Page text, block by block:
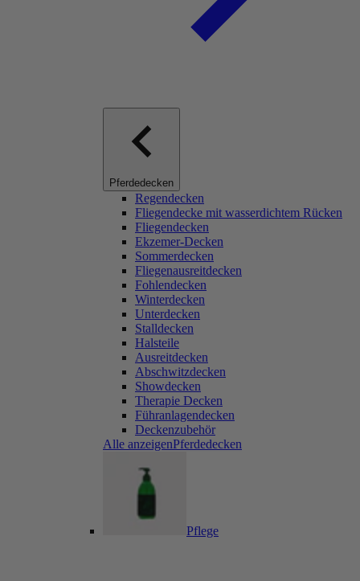
Pferdedecken
Regendecken
Fliegendecke mit wasserdichtem Rücken
Fliegendecken
Ekzemer-Decken
Sommerdecken
Fliegenausreitdecken
Fohlendecken
Winterdecken
Unterdecken
Stalldecken
Halsteile
Ausreitdecken
Abschwitzdecken
Showdecken
Therapie Decken
Führanlagendecken
Deckenzubehör
Alle anzeigenPferdedecken
Pflege